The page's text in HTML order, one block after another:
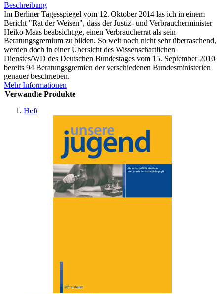
Beschreibung
Im Berliner Tagesspiegel vom 12. Oktober 2014 las ich in einem
Bericht "Rat der Weisen", dass der Justiz- und Verbraucherminister
Heiko Maas beabsichtige, einen Verbraucherrat als sein
Beratungsgremium zu bilden. So weit noch nicht sehr überraschend,
werden doch in einer Übersicht des Wissenschaftlichen
Dienstes/WD des Deutschen Bundestages vom 15. September 2010
bereits 94 Beratungsgremien der verschiedenen Bundesministerien
genauer beschrieben.
Mehr Informationen
Verwandte Produkte
Heft